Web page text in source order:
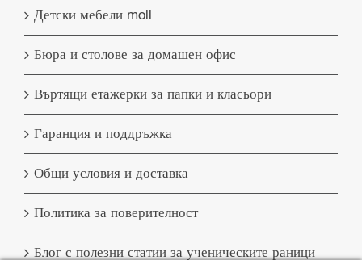
Детски мебели moll
Бюра и столове за домашен офис
Въртящи етажерки за папки и класьори
Гаранция и поддръжка
Общи условия и доставка
Политика за поверителност
Блог с полезни статии за ученическите раници